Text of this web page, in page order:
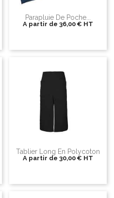
Parapluie De Poche...
A partir de 36,00 € HT
Tablier Long En Polycoton
A partir de 30,00 € HT